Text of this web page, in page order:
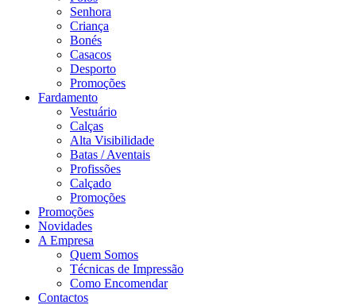
Senhora
Criança
Bonés
Casacos
Desporto
Promoções
Fardamento
Vestuário
Calças
Alta Visibilidade
Batas / Aventais
Profissões
Calçado
Promoções
Promoções
Novidades
A Empresa
Quem Somos
Técnicas de Impressão
Como Encomendar
Contactos